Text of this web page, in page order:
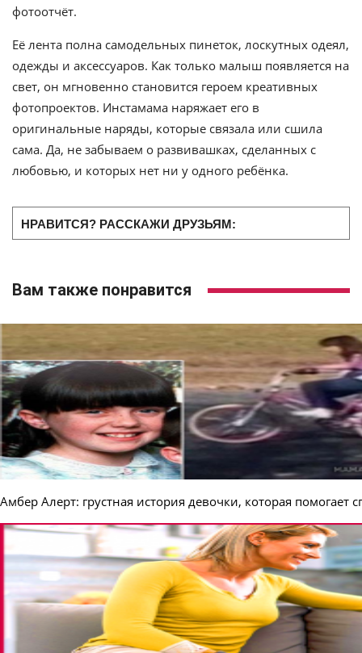
фотоотчёт.
Её лента полна самодельных пинеток, лоскутных одеял,
одежды и аксессуаров. Как только малыш появляется на
свет, он мгновенно становится героем креативных
фотопроектов. Инстамама наряжает его в
оригинальные наряды, которые связала или сшила
сама. Да, не забываем о развивашках, сделанных с
любовью, и которых нет ни у одного ребёнка.
НРАВИТСЯ? РАССКАЖИ ДРУЗЬЯМ:
Вам также понравится
Амбер Алерт: грустная история девочки, которая помогает